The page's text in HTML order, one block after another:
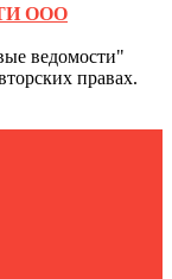
ООО
ведомости"
правах.